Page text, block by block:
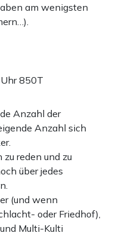
am wenigsten
850T
Anzahl der
Anzahl sich
reden und zu
über jedes
(und wenn
oder Friedhof),
Multi-Kulti